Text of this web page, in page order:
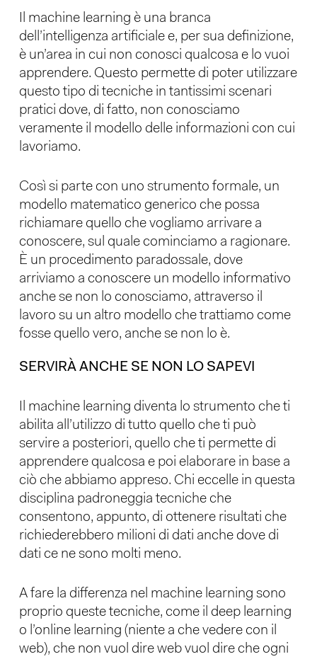
Il machine learning è una branca
dell’intelligenza artificiale e, per sua definizione,
è un’area in cui non conosci qualcosa e lo vuoi
apprendere. Questo permette di poter utilizzare
questo tipo di tecniche in tantissimi scenari
pratici dove, di fatto, non conosciamo
veramente il modello delle informazioni con cui
lavoriamo.
Così si parte con uno strumento formale, un
modello matematico generico che possa
richiamare quello che vogliamo arrivare a
conoscere, sul quale cominciamo a ragionare.
È un procedimento paradossale, dove
arriviamo a conoscere un modello informativo
anche se non lo conosciamo, attraverso il
lavoro su un altro modello che trattiamo come
fosse quello vero, anche se non lo è.
SERVIRÀ ANCHE SE NON LO SAPEVI
Il machine learning diventa lo strumento che ti
abilita all’utilizzo di tutto quello che ti può
servire a posteriori, quello che ti permette di
apprendere qualcosa e poi elaborare in base a
ciò che abbiamo appreso. Chi eccelle in questa
disciplina padroneggia tecniche che
consentono, appunto, di ottenere risultati che
richiederebbero milioni di dati anche dove di
dati ce ne sono molti meno.
A fare la differenza nel machine learning sono
proprio queste tecniche, come il deep learning
o l’online learning (niente a che vedere con il
web), che non vuol dire web vuol dire che ogni